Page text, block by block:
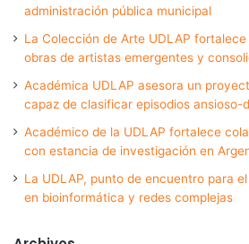
administración pública municipal
La Colección de Arte UDLAP
obras de artistas emergentes y
Académica UDLAP asesora un
capaz de clasificar episodios ansioso-
Académico de la UDLAP fortalece
con estancia de investigación en
La UDLAP, punto de encuentro para
en bioinformática y redes complejas